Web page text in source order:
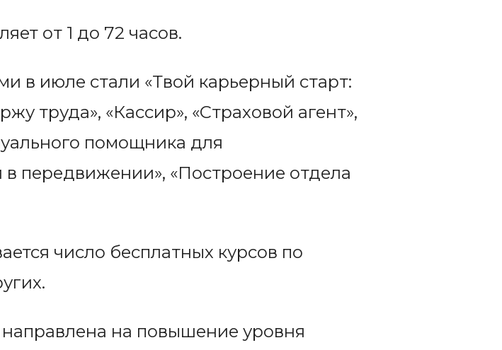
от 1 до 72 часов.
в июле стали «Твой карьерный старт:
труда», «Кассир», «Страховой агент»,
помощника для
передвижении», «Построение отдела
число бесплатных курсов по
на повышение уровня